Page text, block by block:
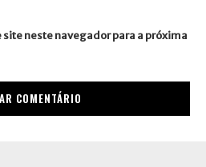
neste navegador para a próxima